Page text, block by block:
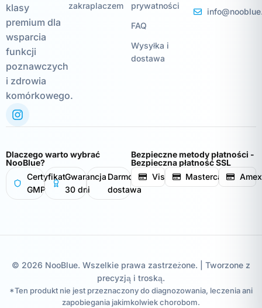
klasy
premium dla
wsparcia
funkcji
poznawczych
i zdrowia
komórkowego.
zakraplaczem
prywatności
FAQ
Wysyłka i
dostawa
Dlaczego warto wybrać
NooBlue?
Certyfikat
GMP
Gwarancja
30 dni
Darmowa
dostawa
Bezpieczne metody płatności -
Bezpieczna płatność SSL
Visa
Mastercard Amex
© 2026 NooBlue. Wszelkie prawa zastrzeżone. | Tworzone z
precyzją i troską.
*Ten produkt nie jest przeznaczony do diagnozowania, leczenia ani
zapobiegania jakimkolwiek chorobom.